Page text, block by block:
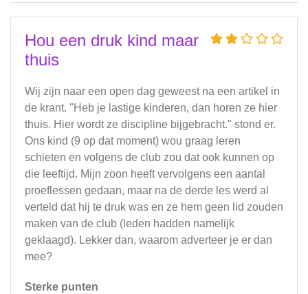
Hou een druk kind maar
thuis
Wij zijn naar een open dag geweest na een artikel in
de krant. "Heb je lastige kinderen, dan horen ze hier
thuis. Hier wordt ze discipline bijgebracht." stond er.
Ons kind (9 op dat moment) wou graag leren
schieten en volgens de club zou dat ook kunnen op
die leeftijd. Mijn zoon heeft vervolgens een aantal
proeflessen gedaan, maar na de derde les werd al
verteld dat hij te druk was en ze hem geen lid zouden
maken van de club (leden hadden namelijk
geklaagd). Lekker dan, waarom adverteer je er dan
mee?
Sterke punten